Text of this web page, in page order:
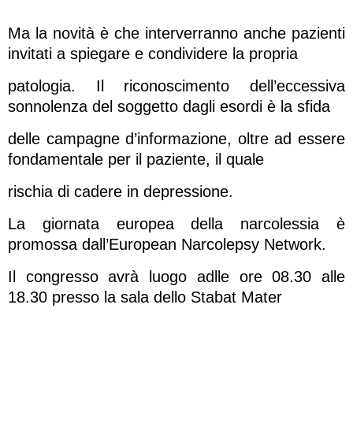
Ma la novità è che interverranno anche pazienti
invitati a spiegare e condividere la propria
patologia. Il riconoscimento dell’eccessiva
sonnolenza del soggetto dagli esordi è la sfida
delle campagne d’informazione, oltre ad essere
fondamentale per il paziente, il quale
rischia di cadere in depressione.
La giornata europea della narcolessia è
promossa dall’European Narcolepsy Network.
Il congresso avrà luogo adlle ore 08.30 alle
18.30 presso la sala dello Stabat Mater